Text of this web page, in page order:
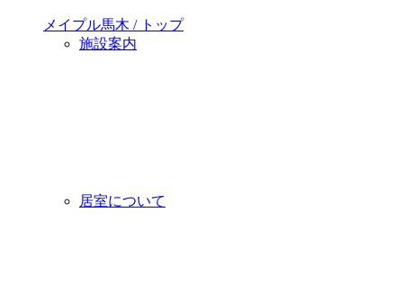
メイプル馬木 / トップ
施設案内
居室について